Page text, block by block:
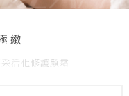
緻
活化修護顏霜